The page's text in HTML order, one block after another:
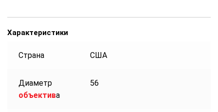
Характеристики
Страна США
Диаметр
объектива
56